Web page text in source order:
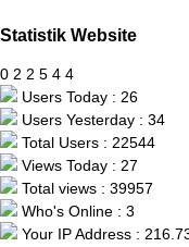
Statistik Website
0 2 2 5 4 4
Users Today : 26
Users Yesterday : 34
Total Users : 22544
Views Today : 27
Total views : 39957
Who's Online : 3
Your IP Address :